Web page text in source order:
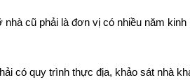
tháo dỡ nhà cũ tại Quận 9, khách
dựa vào các tiêu chí sau đây:
nhà cũ phải là đơn vị có nhiều năm